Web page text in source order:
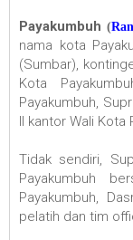
Payakumbuh (
nama kota
(Sumbar),
Kota
Payakumbuh,
II kantor Wali
Tidak sendiri,
Payakumbuh
Payakumbuh,
pelatih dan tim